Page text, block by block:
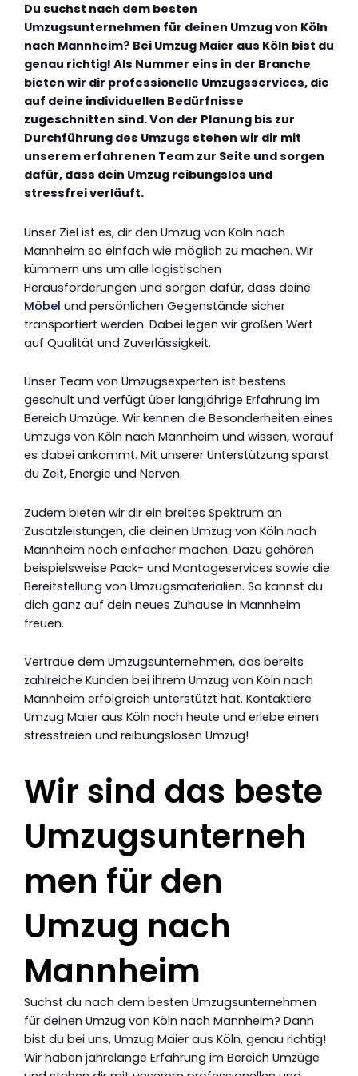
Du suchst nach dem besten
Umzugsunternehmen für deinen Umzug von Köln
nach Mannheim? Bei Umzug Maier aus Köln bist du
genau richtig! Als Nummer eins in der Branche
bieten wir dir professionelle Umzugsservices, die
auf deine individuellen Bedürfnisse
zugeschnitten sind. Von der Planung bis zur
Durchführung des Umzugs stehen wir dir mit
unserem erfahrenen Team zur Seite und sorgen
dafür, dass dein Umzug reibungslos und
stressfrei verläuft.
Unser Ziel ist es, dir den Umzug von Köln nach
Mannheim so einfach wie möglich zu machen. Wir
kümmern uns um alle logistischen
Herausforderungen und sorgen dafür, dass deine
Möbel und persönlichen Gegenstände sicher
transportiert werden. Dabei legen wir großen Wert
auf Qualität und Zuverlässigkeit.
Unser Team von Umzugsexperten ist bestens
geschult und verfügt über langjährige Erfahrung im
Bereich Umzüge. Wir kennen die Besonderheiten eines
Umzugs von Köln nach Mannheim und wissen, worauf
es dabei ankommt. Mit unserer Unterstützung sparst
du Zeit, Energie und Nerven.
Zudem bieten wir dir ein breites Spektrum an
Zusatzleistungen, die deinen Umzug von Köln nach
Mannheim noch einfacher machen. Dazu gehören
beispielsweise Pack- und Montageservices sowie die
Bereitstellung von Umzugsmaterialien. So kannst du
dich ganz auf dein neues Zuhause in Mannheim
freuen.
Vertraue dem Umzugsunternehmen, das bereits
zahlreiche Kunden bei ihrem Umzug von Köln nach
Mannheim erfolgreich unterstützt hat. Kontaktiere
Umzug Maier aus Köln noch heute und erlebe einen
stressfreien und reibungslosen Umzug!
Wir sind das beste
Umzugsunterneh
men für den
Umzug nach
Mannheim
Suchst du nach dem besten Umzugsunternehmen
für deinen Umzug von Köln nach Mannheim? Dann
bist du bei uns, Umzug Maier aus Köln, genau richtig!
Wir haben jahrelange Erfahrung im Bereich Umzüge